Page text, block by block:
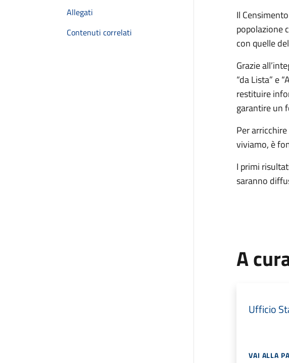
Allegati
Contenuti correlati
Il
popolazione
con quelle
Grazie
“da Lista” e
restituire
garantire un
Per
viviamo, è
I primi
saranno
A
Ufficio
VAI ALLA